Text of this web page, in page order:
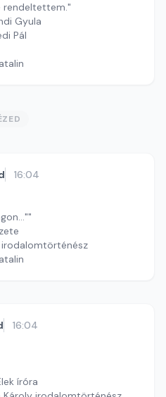
rendeltettem."
Gyula
Pál
16:04
irodalomtörténész
16:04
íróra